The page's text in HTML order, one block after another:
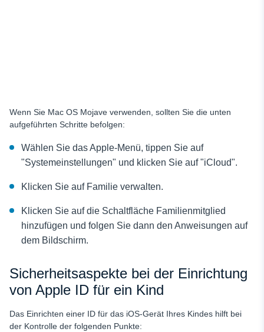
Wenn Sie Mac OS Mojave verwenden, sollten Sie die unten
aufgeführten Schritte befolgen:
Wählen Sie das Apple-Menü, tippen Sie auf
"Systemeinstellungen" und klicken Sie auf "iCloud".
Klicken Sie auf Familie verwalten.
Klicken Sie auf die Schaltfläche Familienmitglied
hinzufügen und folgen Sie dann den Anweisungen auf
dem Bildschirm.
Sicherheitsaspekte bei der Einrichtung
von Apple ID für ein Kind
Das Einrichten einer ID für das iOS-Gerät Ihres Kindes hilft bei
der Kontrolle der folgenden Punkte: